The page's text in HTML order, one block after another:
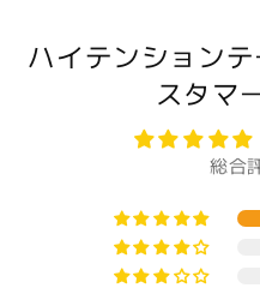
ハイテンション
スタマ
総合